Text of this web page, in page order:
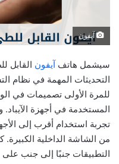
آيفون
سيشمل هاتفآيفون القابل
للمرة الأولى تصميمات في
المستخدمة في أجهزة
تجربة استخدام أقرب إلى
من الشاشة الداخلية
التطبيقات جنبًا إلى جنب